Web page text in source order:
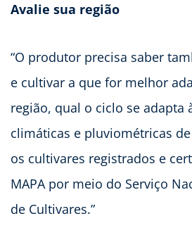
Avalie sua região
“O produtor precisa saber
e cultivar a que for melhor
região, qual o ciclo se adapta
climáticas e pluviométricas
os cultivares registrados e
MAPA por meio do Serviço
de Cultivares.”